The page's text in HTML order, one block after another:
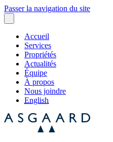
Passer la navigation du site
Accueil
Services
Propriétés
Actualités
Équipe
À propos
Nous joindre
English